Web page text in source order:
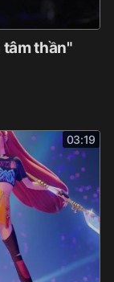
tâm thần"
03:19